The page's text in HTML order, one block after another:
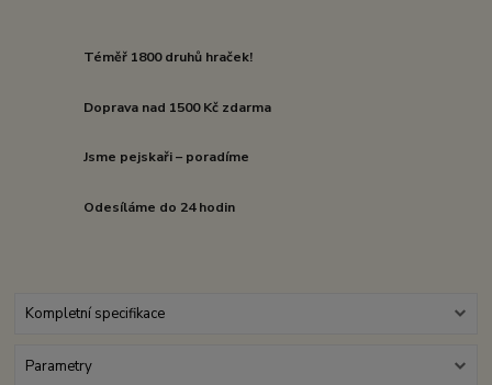
Téměř 1800 druhů hraček!
Doprava nad 1500 Kč zdarma
Jsme pejskaři – poradíme
Odesíláme do 24 hodin
Kompletní specifikace
Parametry